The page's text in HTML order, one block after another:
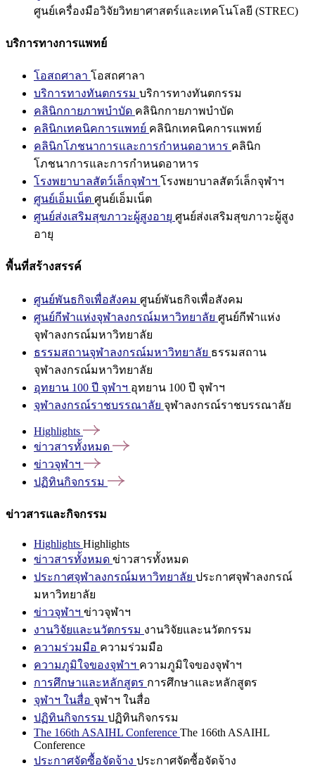
ศูนย์เครื่องมือวิจัยวิทยาศาสตร์และเทคโนโลยี (STREC)
บริการทางการแพทย์
โอสถศาลา โอสถศาลา
บริการทางทันตกรรม บริการทางทันตกรรม
คลินิกกายภาพบำบัด คลินิกกายภาพบำบัด
คลินิกเทคนิคการแพทย์ คลินิกเทคนิคการแพทย์
คลินิกโภชนาการและการกำหนดอาหาร คลินิก
โภชนาการและการกำหนดอาหาร
โรงพยาบาลสัตว์เล็กจุฬาฯ โรงพยาบาลสัตว์เล็กจุฬาฯ
ศูนย์เอ็มเน็ต ศูนย์เอ็มเน็ต
ศูนย์ส่งเสริมสุขภาวะผู้สูงอายุ ศูนย์ส่งเสริมสุขภาวะผู้สูง
อายุ
พื้นที่สร้างสรรค์
ศูนย์พันธกิจเพื่อสังคม ศูนย์พันธกิจเพื่อสังคม
ศูนย์กีฬาแห่งจุฬาลงกรณ์มหาวิทยาลัย ศูนย์กีฬาแห่ง
จุฬาลงกรณ์มหาวิทยาลัย
ธรรมสถานจุฬาลงกรณ์มหาวิทยาลัย ธรรมสถาน
จุฬาลงกรณ์มหาวิทยาลัย
อุทยาน 100 ปี จุฬาฯ อุทยาน 100 ปี จุฬาฯ
จุฬาลงกรณ์ราชบรรณาลัย จุฬาลงกรณ์ราชบรรณาลัย
Highlights
ข่าวสารทั้งหมด
ข่าวจุฬาฯ
ปฏิทินกิจกรรม
ข่าวสารและกิจกรรม
Highlights Highlights
ข่าวสารทั้งหมด ข่าวสารทั้งหมด
ประกาศจุฬาลงกรณ์มหาวิทยาลัย ประกาศจุฬาลงกรณ์
มหาวิทยาลัย
ข่าวจุฬาฯ ข่าวจุฬาฯ
งานวิจัยและนวัตกรรม งานวิจัยและนวัตกรรม
ความร่วมมือ ความร่วมมือ
ความภูมิใจของจุฬาฯ ความภูมิใจของจุฬาฯ
การศึกษาและหลักสูตร การศึกษาและหลักสูตร
จุฬาฯ ในสื่อ จุฬาฯ ในสื่อ
ปฏิทินกิจกรรม ปฏิทินกิจกรรม
The 166th ASAIHL Conference The 166th ASAIHL
Conference
ประกาศจัดซื้อจัดจ้าง ประกาศจัดซื้อจัดจ้าง